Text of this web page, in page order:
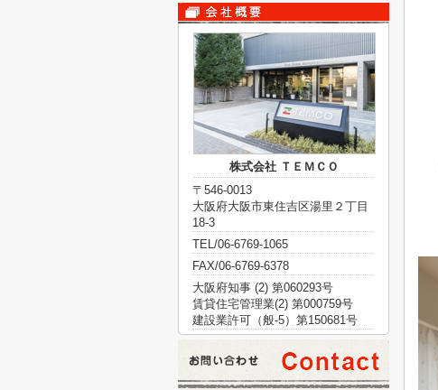
株式会社 ＴＥＭＣＯ
〒546-0013
大阪府大阪市東住吉区湯里２丁目
18-3
TEL/06-6769-1065
FAX/06-6769-6378
大阪府知事 (2) 第060293号
賃貸住宅管理業(2) 第000759号
建設業許可（般-5）第150681号